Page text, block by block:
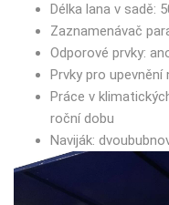
Délka lana v sadě:
Zaznamenávač
Odporové prvky:
Prvky pro upevnění
Práce v
roční dobu
Naviják: